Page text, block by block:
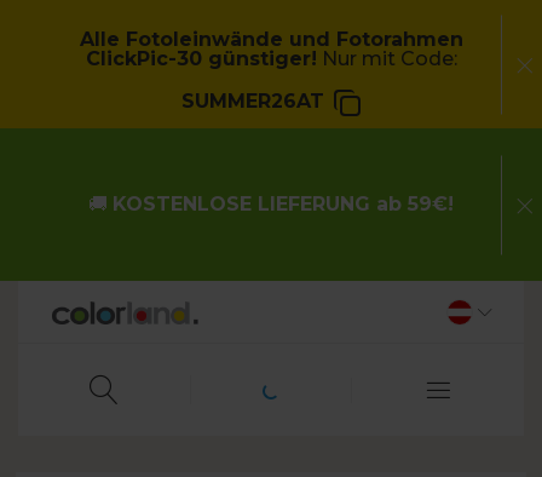
Alle Fotoleinwände und Fotorahmen
ClickPic-30 günstiger! Nur mit Code:
SUMMER26AT
🚚 KOSTENLOSE LIEFERUNG ab 59€!